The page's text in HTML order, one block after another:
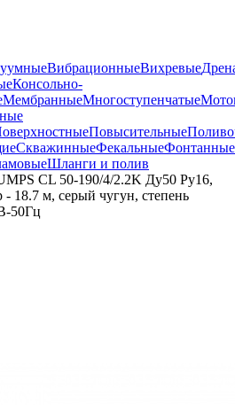
ВибрационныеВихревые
Консольно-
МембранныеМногоступенчатые
Повысительные
СкважинныеФекальныеФонтанные
Шланги и полив
CL 50-190/4/2.2K Ду50 Ру16,
18.7 м, серый чугун, степень
50Гц